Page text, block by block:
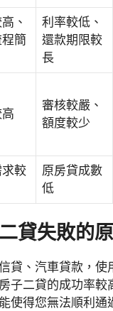
、
簡
利率較低、
還款期限較
長
審核較嚴、
額度較少
較
原房貸成數
低
貸失敗的
貸、汽車貸款，使
子二貸的成功率較
使得您無法順利通